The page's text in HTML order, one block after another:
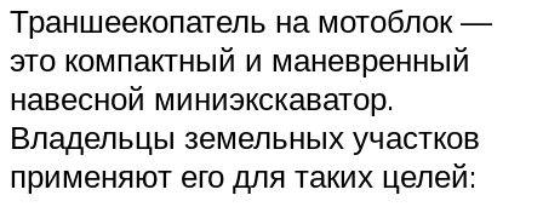
Траншеекопатель на мотоблок —
это компактный и маневренный
навесной миниэкскаватор.
Владельцы земельных участков
применяют его для таких целей: